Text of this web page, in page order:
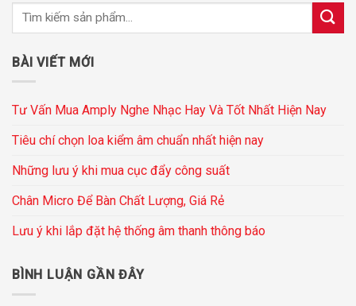
BÀI VIẾT MỚI
Tư Vấn Mua Amply Nghe Nhạc Hay Và Tốt Nhất Hiện Nay
Tiêu chí chọn loa kiểm âm chuẩn nhất hiện nay
Những lưu ý khi mua cục đẩy công suất
Chân Micro Để Bàn Chất Lượng, Giá Rẻ
Lưu ý khi lắp đặt hệ thống âm thanh thông báo
BÌNH LUẬN GẦN ĐÂY